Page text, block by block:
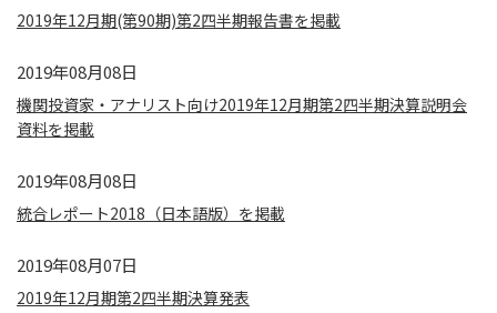
2019年12月期(第90期)第2四半期報告書を掲載
2019年08月08日
機関投資家・アナリスト向け2019年12月期第2四半期決算説明会
資料を掲載
2019年08月08日
統合レポート2018（日本語版）を掲載
2019年08月07日
2019年12月期第2四半期決算発表